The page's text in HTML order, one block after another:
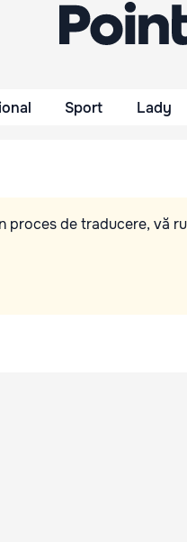
Sport Lady
proces de traducere, vă